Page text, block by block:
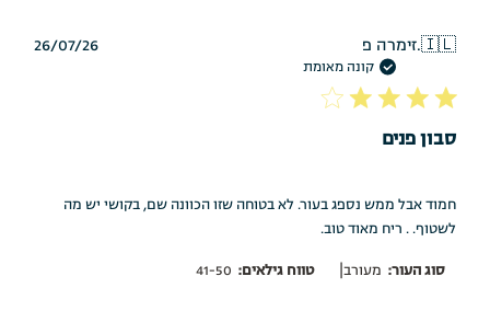
🇮🇱זימרה פ.
קונה מאומת
סבון פנים
חמוד אבל ממש נספג בעור. לא בטוחה שזו הכוונה שם, בקושי יש מה
לשטוף. . ריח מאוד טוב.
סוג העור: מעורב| טווח גילאים: 41-50
תאריך
26/07/26